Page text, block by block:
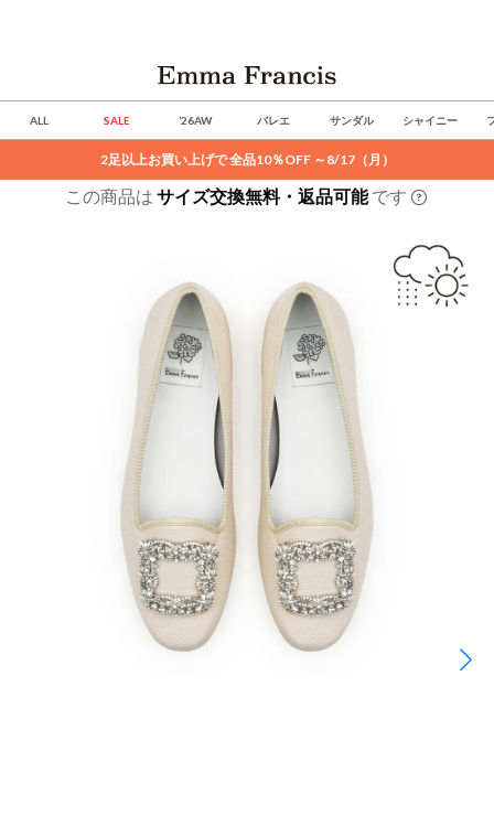
ALL SALE ’26AW バレエ サンダル シャイニー
2足以上お買い上げで 全品10％OFF ～8/17（月）
この商品は サイズ交換無料・返品可能です